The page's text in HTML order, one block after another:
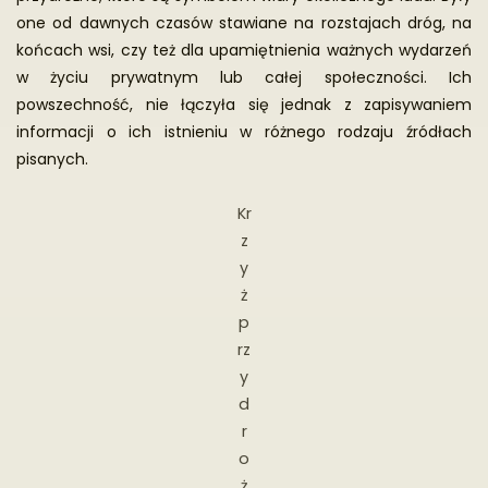
3
r.
[h
tt
p:
re
k.
a
m
z
p.
pl
/]
.
W latach 1844–1866 leżała w okręgu włodawskim powiatu
one od dawnych czasów stawiane na rozstajach dróg, na
końcach wsi, czy też dla upamiętnienia ważnych wydarzeń
w życiu prywatnym lub całej społeczności. Ich
powszechność, nie łączyła się jednak z zapisywaniem
informacji o ich istnieniu w różnego rodzaju źródłach
pisanych.
Kr
z
y
ż
p
rz
y
d
r
o